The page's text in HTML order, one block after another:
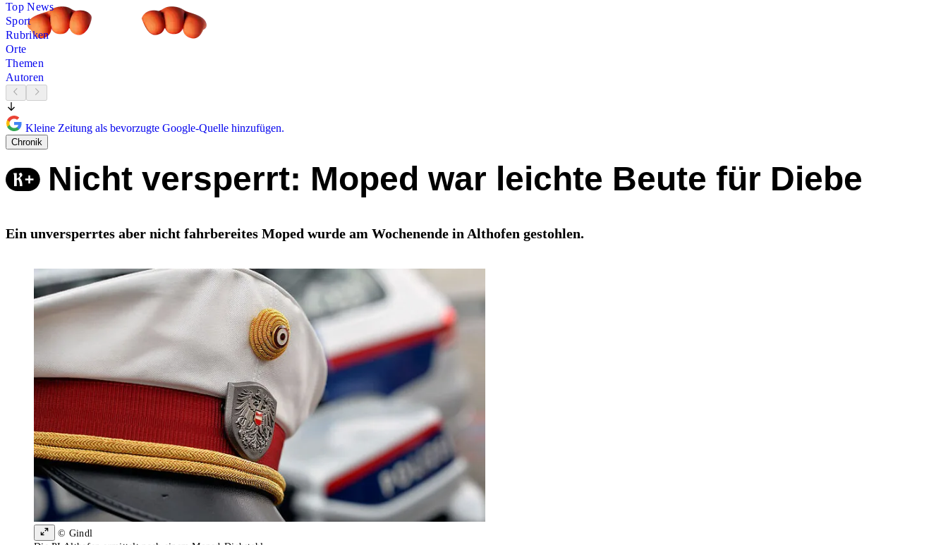
Top News
Sport
Rubriken
Orte
Themen
Autoren
Kleine Zeitung als bevorzugte Google-Quelle hinzufügen.
Chronik
Nicht versperrt: Moped war leichte Beute für Diebe
Ein unversperrtes aber nicht fahrbereites Moped wurde am Wochenende in Althofen gestohlen.
© Gindl